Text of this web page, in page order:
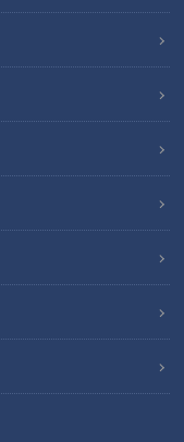
井あつこの妥協なき探
！